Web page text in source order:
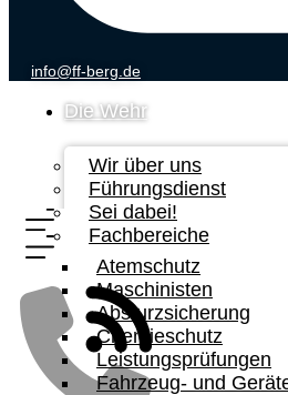
info@ff-berg.de
Die Wehr
Wir über uns
Führungsdienst
Sei dabei!
Fachbereiche
Atemschutz
Maschinisten
Absturzsicherung
Chemieschutz
Leistungsprüfungen
Fahrzeug- und